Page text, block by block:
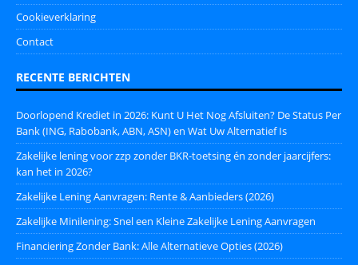
Cookieverklaring
Contact
RECENTE BERICHTEN
Doorlopend Krediet in 2026: Kunt U Het Nog Afsluiten? De Status Per
Bank (ING, Rabobank, ABN, ASN) en Wat Uw Alternatief Is
Zakelijke lening voor zzp zonder BKR-toetsing én zonder jaarcijfers:
kan het in 2026?
Zakelijke Lening Aanvragen: Rente & Aanbieders (2026)
Zakelijke Minilening: Snel een Kleine Zakelijke Lening Aanvragen
Financiering Zonder Bank: Alle Alternatieve Opties (2026)